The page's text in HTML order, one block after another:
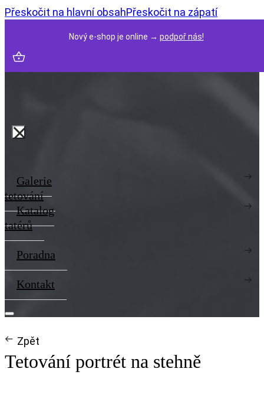
Přeskočit na hlavní obsahPřeskočit na zápatí
Nový e-shop je online → podpoř nás!
Galerie
tetování
Katalog
tatérů
Poradna
Kontakt
Zpět
Tetování portrét na stehně